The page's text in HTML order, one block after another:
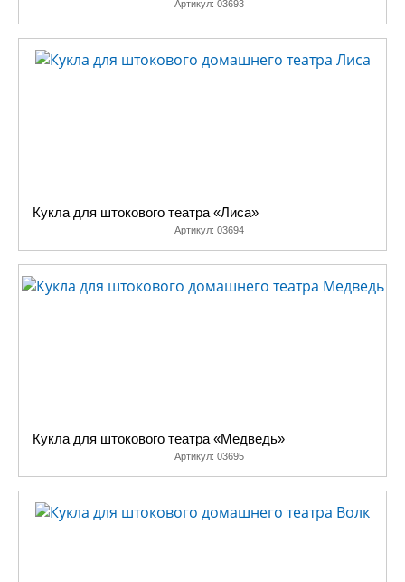
Артикул: 03693
Кукла для штокового театра «Лиса»
Артикул: 03694
Кукла для штокового театра «Медведь»
Артикул: 03695